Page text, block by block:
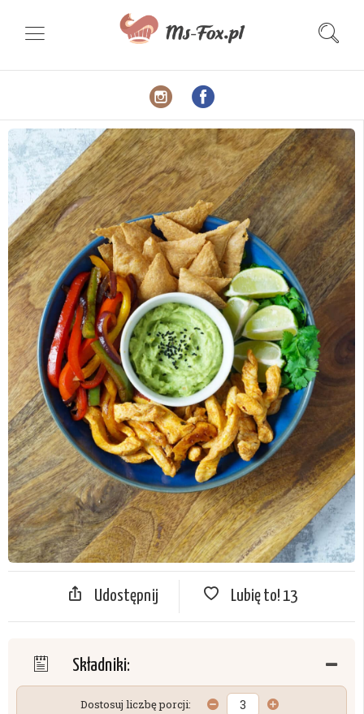
Udostępnij Lubię to! 13
Składniki:
Dostosuj liczbę porcji: